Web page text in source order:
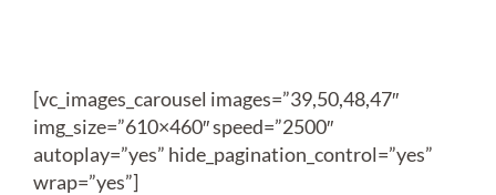
[vc_images_carousel images=”39,50,48,47″
img_size=”610×460″ speed=”2500″
autoplay=”yes” hide_pagination_control=”yes”
wrap=”yes”]